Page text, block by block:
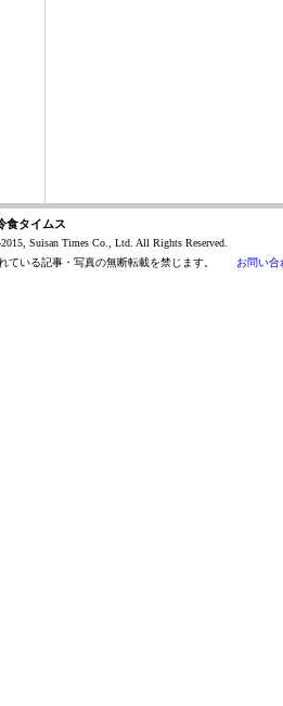
タイムス
Suisan Times Co., Ltd. All Rights Reserved.
ている記事・写真の無断転載を禁じます。 お問い合